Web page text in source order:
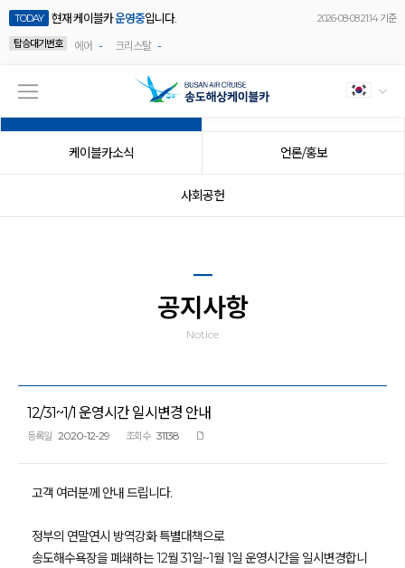
TODAY 현재 케이블카운영중입니다.
2026-08-08 21:14 기준
탑승대기번호
에어 - 크리스탈 -
케이블카소식 언론/홍보
사회공헌
공지사항
Notice
12/31~1/1 운영시간 일시변경 안내
등록일 2020-12-29 조회수 31138
고객 여러분께 안내 드립니다.
정부의 연말연시 방역강화 특별대책으로
송도해수욕장을 폐쇄하는 12월 31일~1월 1일 운영시간을 일시변경합니